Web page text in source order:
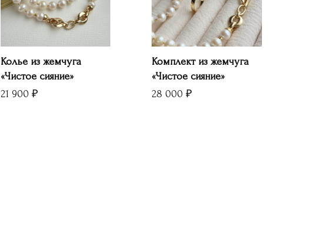
Колье из жемчуга
«Чистое сияние»
21 900 ₽
Комплект из жемчуга
«Чистое сияние»
28 000₽